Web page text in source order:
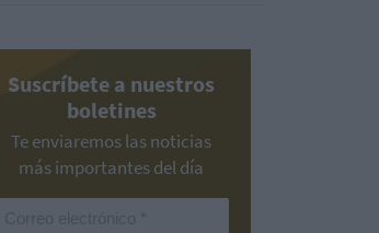
Suscríbete a nuestros
boletines
Te enviaremos las noticias
más importantes del día